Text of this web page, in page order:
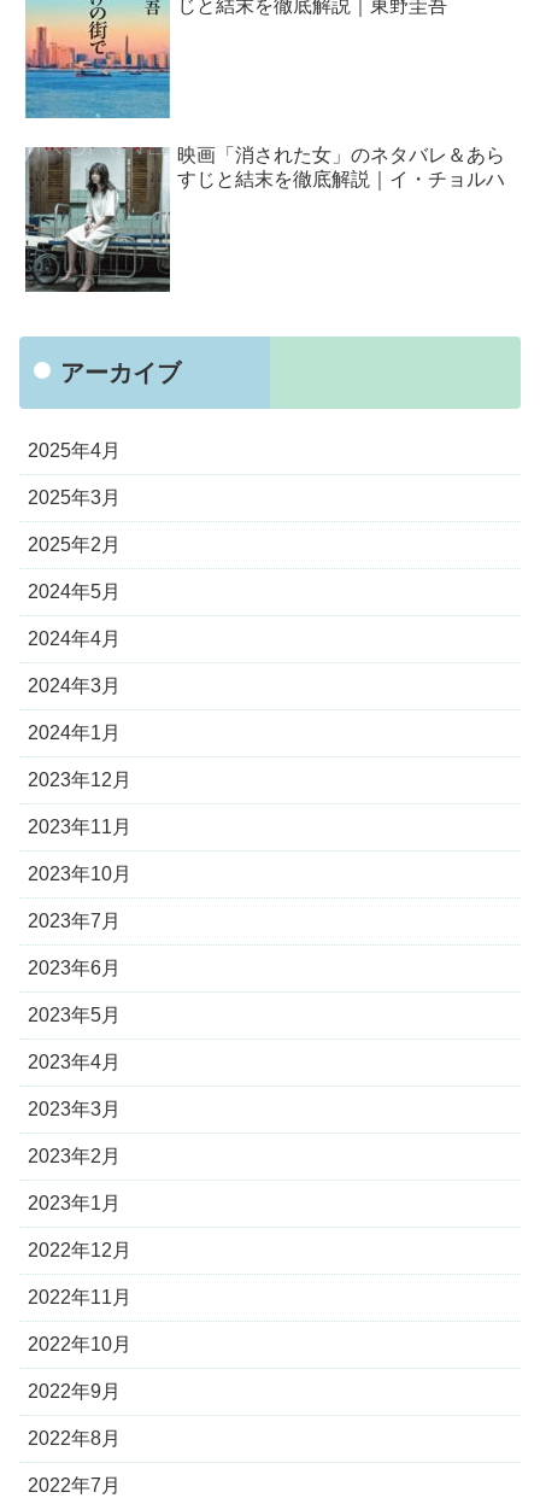
じと結末を徹底解説｜東野圭吾
映画「消された女」のネタバレ＆あら
すじと結末を徹底解説｜イ・チョルハ
アーカイブ
2025年4月
2025年3月
2025年2月
2024年5月
2024年4月
2024年3月
2024年1月
2023年12月
2023年11月
2023年10月
2023年7月
2023年6月
2023年5月
2023年4月
2023年3月
2023年2月
2023年1月
2022年12月
2022年11月
2022年10月
2022年9月
2022年8月
2022年7月